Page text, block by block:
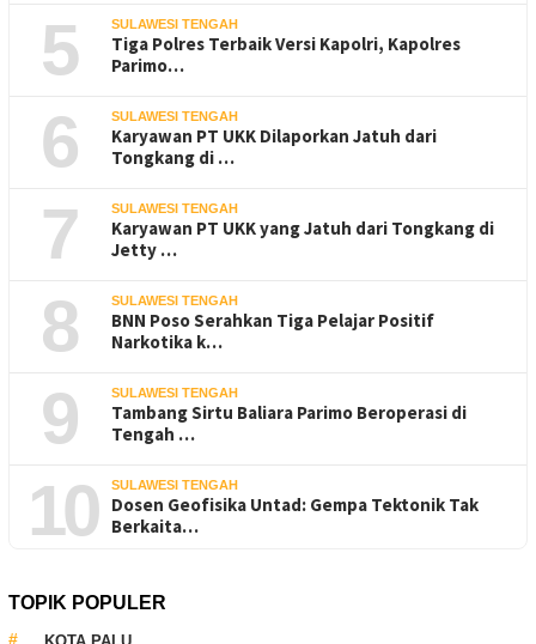
5 SULAWESI TENGAH
Tiga Polres Terbaik Versi Kapolri, Kapolres
Parimo…
6 SULAWESI TENGAH
Karyawan PT UKK Dilaporkan Jatuh dari
Tongkang di …
7 SULAWESI TENGAH
Karyawan PT UKK yang Jatuh dari Tongkang di
Jetty …
8 SULAWESI TENGAH
BNN Poso Serahkan Tiga Pelajar Positif
Narkotika k…
9 SULAWESI TENGAH
Tambang Sirtu Baliara Parimo Beroperasi di
Tengah …
10 SULAWESI TENGAH
Dosen Geofisika Untad: Gempa Tektonik Tak
Berkaita…
TOPIK POPULER